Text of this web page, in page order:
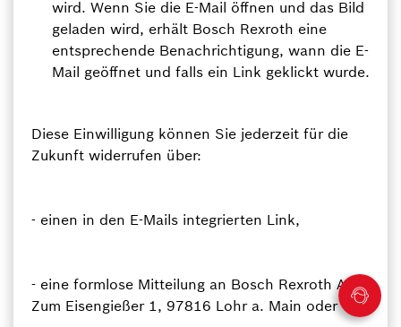
wird. Wenn Sie die E-Mail öffnen und das Bild
geladen wird, erhält Bosch Rexroth eine
entsprechende Benachrichtigung, wann die E-
Mail geöffnet und falls ein Link geklickt wurde.
Diese Einwilligung können Sie jederzeit für die
Zukunft widerrufen über:
- einen in den E-Mails integrierten Link,
- eine formlose Mitteilung an Bosch Rexroth AG,
Zum Eisengießer 1, 97816 Lohr a. Main oder